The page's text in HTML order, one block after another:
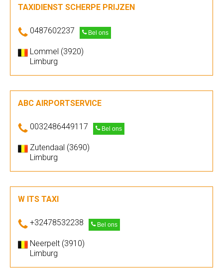
TAXIDIENST SCHERPE PRIJZEN
0487602237 Bel ons
Lommel (3920)
Limburg
ABC AIRPORTSERVICE
0032486449117 Bel ons
Zutendaal (3690)
Limburg
W ITS TAXI
+32478532238 Bel ons
Neerpelt (3910)
Limburg